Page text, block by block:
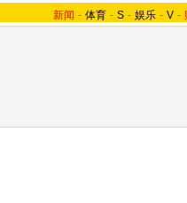
新闻 - 体育 - S - 娱乐 - V -